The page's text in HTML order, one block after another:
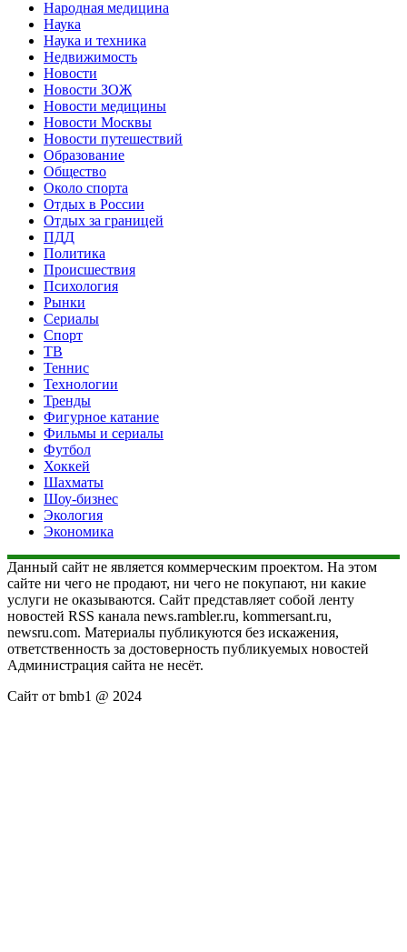
Народная медицина
Наука
Наука и техника
Недвижимость
Новости
Новости ЗОЖ
Новости медицины
Новости Москвы
Новости путешествий
Образование
Общество
Около спорта
Отдых в России
Отдых за границей
ПДД
Политика
Происшествия
Психология
Рынки
Сериалы
Спорт
ТВ
Теннис
Технологии
Тренды
Фигурное катание
Фильмы и сериалы
Футбол
Хоккей
Шахматы
Шоу-бизнес
Экология
Экономика
Данный сайт не является коммерческим проектом. На этом
сайте ни чего не продают, ни чего не покупают, ни какие
услуги не оказываются. Сайт представляет собой ленту
новостей RSS канала news.rambler.ru, kommersant.ru,
newsru.com. Материалы публикуются без искажения,
ответственность за достоверность публикуемых новостей
Администрация сайта не несёт.
Сайт от bmb1 @ 2024